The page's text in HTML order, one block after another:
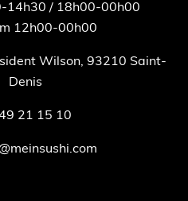
14h30 / 18h00-00h00
12h00-00h00
Wilson, 93210 Saint-
Denis
21 15 10